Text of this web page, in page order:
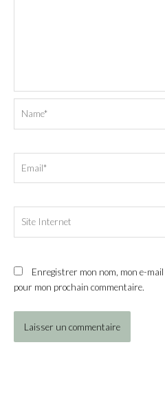
Internet
Enregistrer mon nom, mon e-
pour mon prochain commentaire.